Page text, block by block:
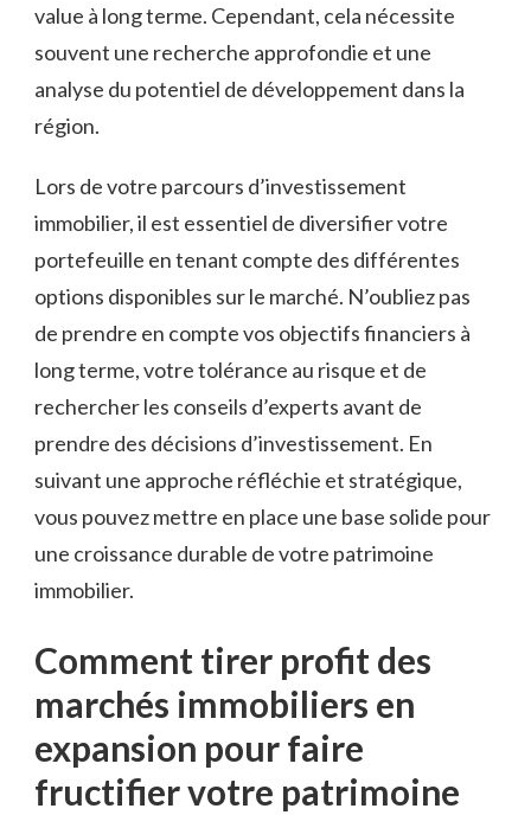
value à⁢ long terme. Cependant, cela nécessite
⁣souvent une recherche approfondie‍ et une
analyse‌ du⁤ potentiel de ⁢développement dans la
⁢région.
Lors de votre parcours‌ d’investissement
immobilier, il‌ est essentiel de diversifier votre
portefeuille en ⁣tenant compte‍ des différentes
options disponibles ⁣sur⁢ le‍ marché. N’oubliez pas
de ​prendre en compte vos objectifs financiers à
long⁤ terme, votre tolérance au risque et de
rechercher les conseils d’experts avant de
prendre des décisions d’investissement. En
suivant⁢ une⁣ approche réfléchie et stratégique,
vous pouvez⁤ mettre en ​place une base solide pour
une⁢ croissance durable de‍ votre patrimoine
immobilier.
Comment ⁢tirer profit ⁢des
marchés immobiliers ⁤en
expansion pour faire
fructifier votre ‍patrimoine